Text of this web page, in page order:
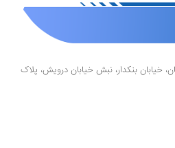
خیابان بنکدار، نبش خیابان درویش، پلاک